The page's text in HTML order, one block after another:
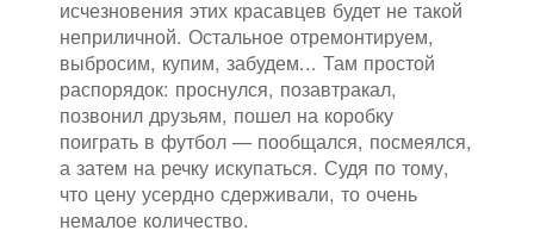
исчезновения этих красавцев будет не такой
неприличной. Остальное отремонтируем,
выбросим, купим, забудем... Там простой
распорядок: проснулся, позавтракал,
позвонил друзьям, пошел на коробку
поиграть в футбол — пообщался, посмеялся,
а затем на речку искупаться. Судя по тому,
что цену усердно сдерживали, то очень
немалое количество.